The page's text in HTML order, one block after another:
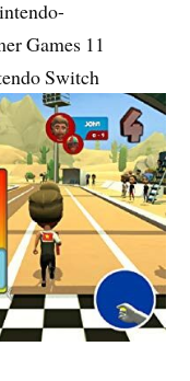
Games 11
Switch